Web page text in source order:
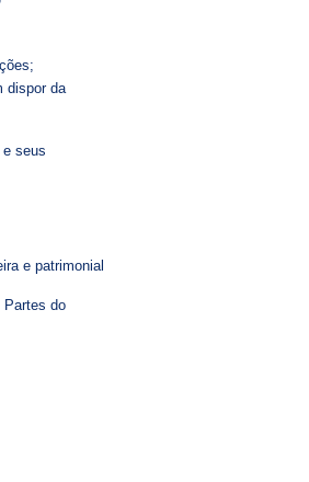
dispor da
seus
e patrimonial
Partes do